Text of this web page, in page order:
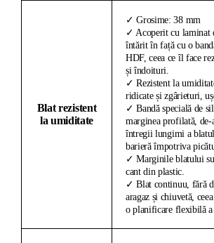
Blat rezistent
la umiditate
✓ Grosime: 38 mm
✓ Acoperit cu laminat
întărit în față cu o
HDF, ceea ce îl face
și îndoituri.
✓ Rezistent la
ridicate și zgârieturi,
✓ Bandă specială de
marginea profilată, de-
întregii lungimi a
barieră împotriva
✓ Marginile blatului
cant din plastic.
✓ Blat continuu, fără
aragaz și chiuvetă,
o planificare flexibilă a